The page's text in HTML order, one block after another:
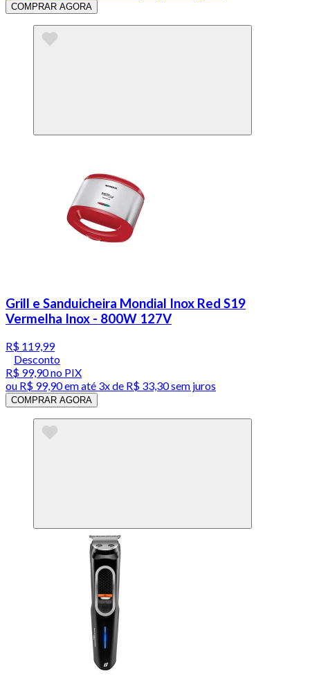
COMPRAR AGORA
Grill e Sanduicheira Mondial Inox Red S19
Vermelha Inox - 800W 127V
R$ 119,99
Desconto
R$ 99,90no PIX
ou R$ 99,90em até 3x de R$ 33,30 sem juros
COMPRAR AGORA